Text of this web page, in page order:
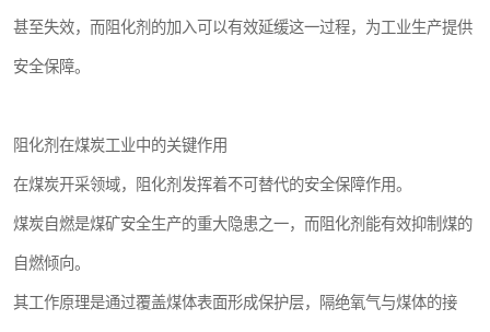
甚至失效，而阻化剂的加入可以有效延缓这一过程，为工业生产提供
安全保障。
阻化剂在煤炭工业中的关键作用
在煤炭开采领域，阻化剂发挥着不可替代的安全保障作用。
煤炭自燃是煤矿安全生产的重大隐患之一，而阻化剂能有效抑制煤的
自燃倾向。
其工作原理是通过覆盖煤体表面形成保护层，隔绝氧气与煤体的接